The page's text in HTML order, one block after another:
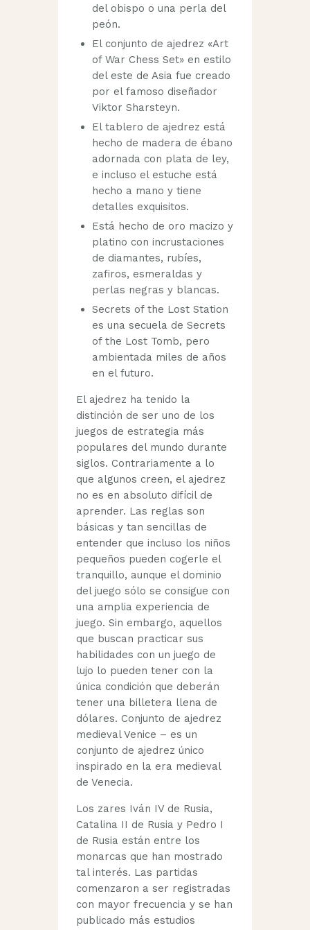
del obispo o una perla del
peón.
El conjunto de ajedrez «Art
of War Chess Set» en estilo
del este de Asia fue creado
por el famoso diseñador
Viktor Sharsteyn.
El tablero de ajedrez está
hecho de madera de ébano
adornada con plata de ley,
e incluso el estuche está
hecho a mano y tiene
detalles exquisitos.
Está hecho de oro macizo y
platino con incrustaciones
de diamantes, rubíes,
zafiros, esmeraldas y
perlas negras y blancas.
Secrets of the Lost Station
es una secuela de Secrets
of the Lost Tomb, pero
ambientada miles de años
en el futuro.
El ajedrez ha tenido la
distinción de ser uno de los
juegos de estrategia más
populares del mundo durante
siglos. Contrariamente a lo
que algunos creen, el ajedrez
no es en absoluto difícil de
aprender. Las reglas son
básicas y tan sencillas de
entender que incluso los niños
pequeños pueden cogerle el
tranquillo, aunque el dominio
del juego sólo se consigue con
una amplia experiencia de
juego. Sin embargo, aquellos
que buscan practicar sus
habilidades con un juego de
lujo lo pueden tener con la
única condición que deberán
tener una billetera llena de
dólares. Conjunto de ajedrez
medieval Venice – es un
conjunto de ajedrez único
inspirado en la era medieval
de Venecia.
Los zares Iván IV de Rusia,
Catalina II de Rusia y Pedro I
de Rusia están entre los
monarcas que han mostrado
tal interés. Las partidas
comenzaron a ser registradas
con mayor frecuencia y se han
publicado más estudios